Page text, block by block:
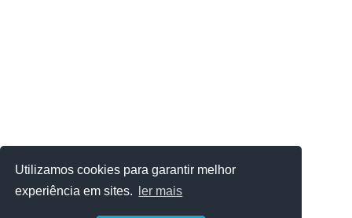
Utilizamos cookies para garantir melhor
experiência em sites.
ler mais